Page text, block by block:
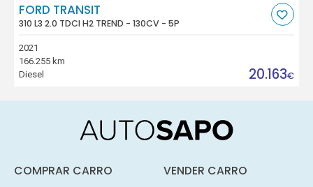
FORD TRANSIT
310 L3 2.0 TDCI H2 TREND - 130CV - 5P
2021
166.255 km
Diesel
20.163€
COMPRAR CARRO VENDER CARRO